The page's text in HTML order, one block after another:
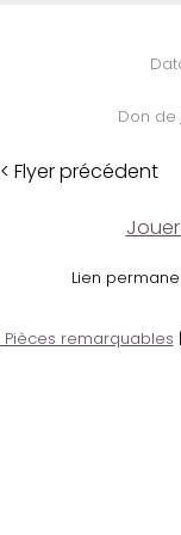
Don de
< Flyer précédent
Lien
Pièces remarquables |